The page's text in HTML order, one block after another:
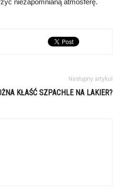
niezapomnianą atmosferę.
Następny artykuł
KŁAŚĆ SZPACHLE NA LAKIER?